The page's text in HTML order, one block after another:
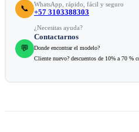
📞 WhatsApp, rápido, fácil y seguro
+57 3103388303
💬
¿Necesitas ayuda?
Contactarnos
Donde encontrar el modelo?
Cliente nuevo? descuentos de 10% a 70 %